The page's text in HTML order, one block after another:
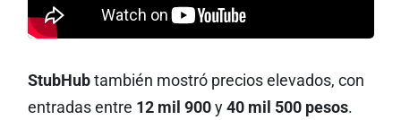
StubHub también mostró precios elevados, con
entradas entre 12 mil 900y 40 mil 500 pesos.